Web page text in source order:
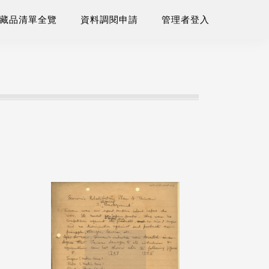
品清單全覽 資料調閱申請 管理者登入